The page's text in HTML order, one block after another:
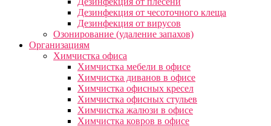
Дезинфекция от чесоточного клеща
Дезинфекция от вирусов
Озонирование (удаление запахов)
Организациям
Химчистка офиса
Химчистка мебели в офисе
Химчистка диванов в офисе
Химчистка офисных кресел
Химчистка офисных стульев
Химчистка жалюзи в офисе
Химчистка ковров в офисе